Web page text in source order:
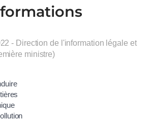
- Direction de l'information légale et
ministre)